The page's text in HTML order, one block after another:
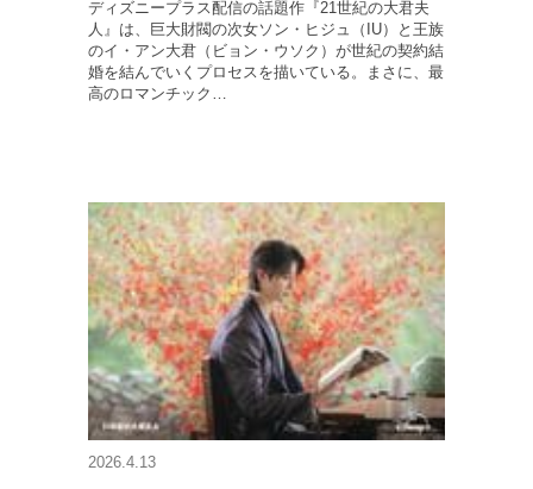
ディズニープラス配信の話題作『21世紀の大君夫
人』は、巨大財閥の次女ソン・ヒジュ（IU）と王族
のイ・アン大君（ビョン・ウソク）が世紀の契約結
婚を結んでいくプロセスを描いている。まさに、最
高のロマンチック…
2026.4.13